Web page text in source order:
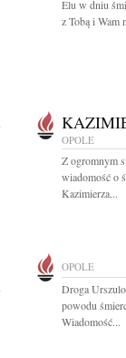
Elu w dniu
z Tobą i Wam
OPOLE
Z ogromnym
wiadomość o
Kazimierza...
OPOLE
Droga
powodu
Wiadomość...